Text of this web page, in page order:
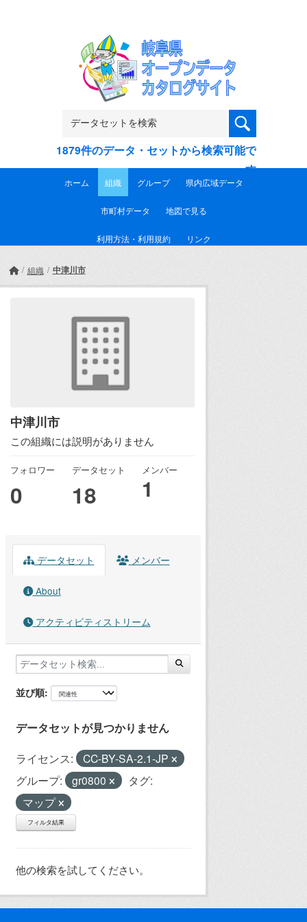
1879件のデータ・セットから検索可能で
す
ホーム 組織 グループ 県内広域データ
市町村データ 地図で見る
利用方法・利用規約 リンク
組織 中津川市
中津川市
この組織には説明がありません
フォロワー
0
データセット
18
メンバー
1
データセット メンバー
About
アクティビティストリーム
並び順
データセットが見つかりません
ライセンス:
CC-BY-SA-2.1-JP
グループ:
gr0800
タグ:
マップ
フィルタ結果
他の検索を試してください。